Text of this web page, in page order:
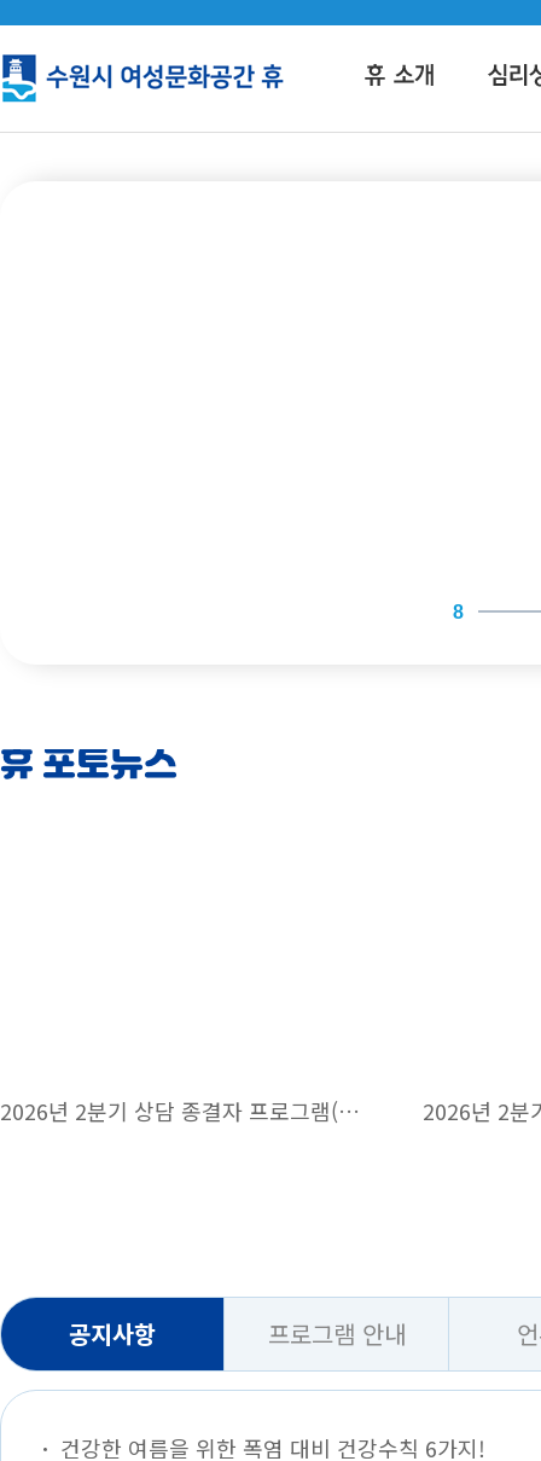
9
휴 포토뉴스
2026년 2분기 상담 종결자 프로그램(내가 바라는 나) 2026년 2분
공지사항 프로그램 안내
건강한 여름을 위한 폭염 대비 건강수칙 6가지!